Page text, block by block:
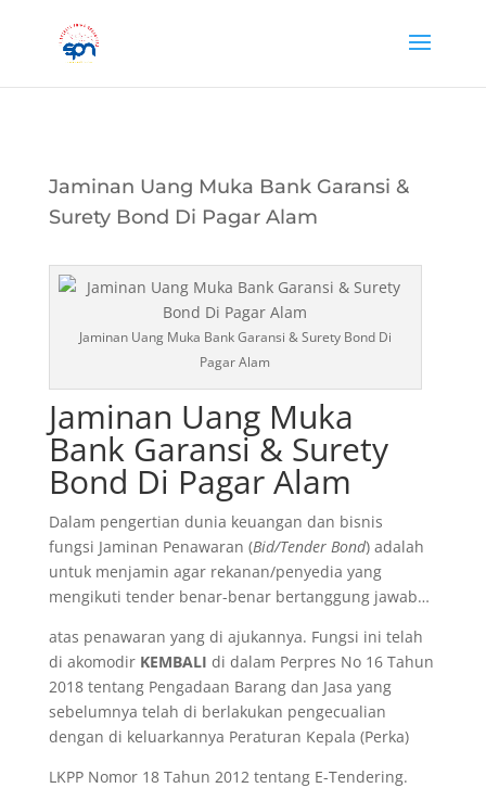
Jaminan Uang Muka Bank Garansi &
Surety Bond Di Pagar Alam
Jaminan Uang Muka Bank Garansi & Surety Bond Di
Pagar Alam
Jaminan Uang Muka
Bank Garansi & Surety
Bond Di Pagar Alam
Dalam pengertian dunia keuangan dan bisnis
fungsi Jaminan Penawaran (Bid/Tender Bond) adalah
untuk menjamin agar rekanan/penyedia yang
mengikuti tender benar-benar bertanggung jawab…
atas penawaran yang di ajukannya. Fungsi ini telah
di akomodir KEMBALI di dalam Perpres No 16 Tahun
2018 tentang Pengadaan Barang dan Jasa yang
sebelumnya telah di berlakukan pengecualian
dengan di keluarkannya Peraturan Kepala (Perka)
LKPP Nomor 18 Tahun 2012 tentang E-Tendering.